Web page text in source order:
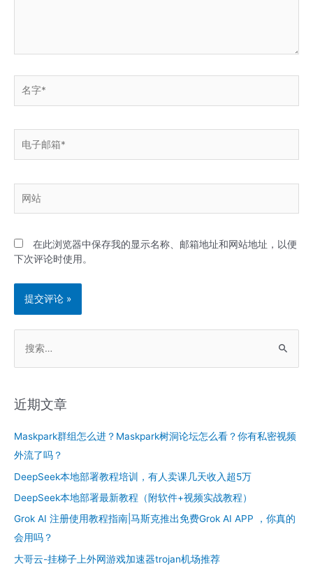
字
子
站
在此浏览器中保存我的显示名称、邮箱地址和网站地址，以便
下次评论时使用。
近期文章
Maskpark群组怎么进？Maskpark树洞论坛怎么看？你有私密视频
外流了吗？
DeepSeek本地部署教程培训，有人卖课几天收入超5万
DeepSeek本地部署最新教程（附软件+视频实战教程）
Grok AI 注册使用教程指南|马斯克推出免费Grok AI APP ，你真的
会用吗？
大哥云-挂梯子上外网游戏加速器trojan机场推荐